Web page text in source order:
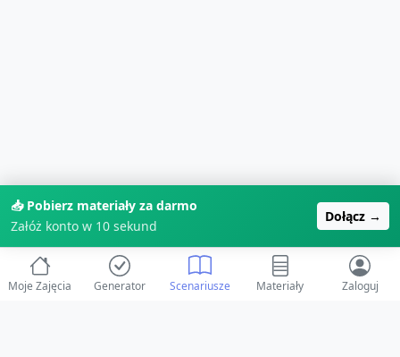
📥 Pobierz materiały za darmo
Załóż konto w 10 sekund
Dołącz →
Moje Zajęcia Generator Scenariusze Materiały Zaloguj